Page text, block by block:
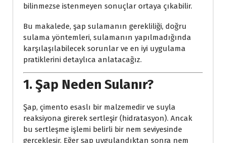
bilinmezse istenmeyen sonuçlar ortaya çıkabilir.
Bu makalede, şap sulamanın gerekliliği, doğru
sulama yöntemleri, sulamanın yapılmadığında
karşılaşılabilecek sorunlar ve en iyi uygulama
pratiklerini detaylıca anlatacağız.
1. Şap Neden Sulanır?
Şap, çimento esaslı bir malzemedir ve suyla
reaksiyona girerek sertleşir (hidratasyon). Ancak
bu sertleşme işlemi belirli bir nem seviyesinde
gerçekleşir. Eğer şap uygulandıktan sonra nem